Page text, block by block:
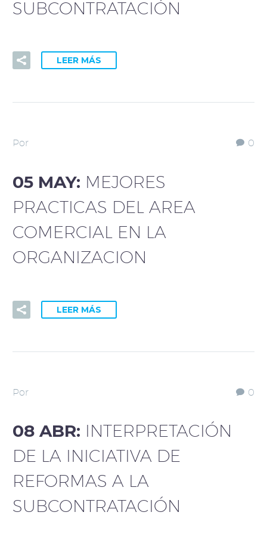
SUBCONTRATACIÓN
LEER MÁS
0
Por
05 MAY: MEJORES
PRACTICAS DEL AREA
COMERCIAL EN LA
ORGANIZACION
LEER MÁS
0
Por
08 ABR: INTERPRETACIÓN
DE LA INICIATIVA DE
REFORMAS A LA
SUBCONTRATACIÓN